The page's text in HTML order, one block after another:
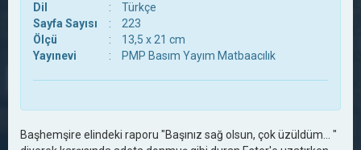
Dil
:
Türkçe
Sayfa Sayısı
:
223
Ölçü
:
13,5 x 21 cm
Yayınevi
: PMP Basım Yayım Matbaacılık
Başhemşire elindeki raporu "Başınız sağ olsun, çok üzüldüm... "